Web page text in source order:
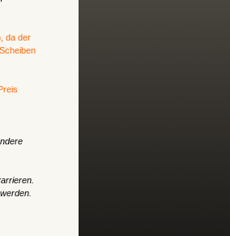
da der